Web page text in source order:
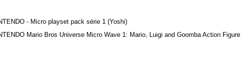
- Micro playset pack série 1 (Yoshi)
Mario Bros Universe Micro Wave 1: Mario, Luigi and Goomba Action Figure